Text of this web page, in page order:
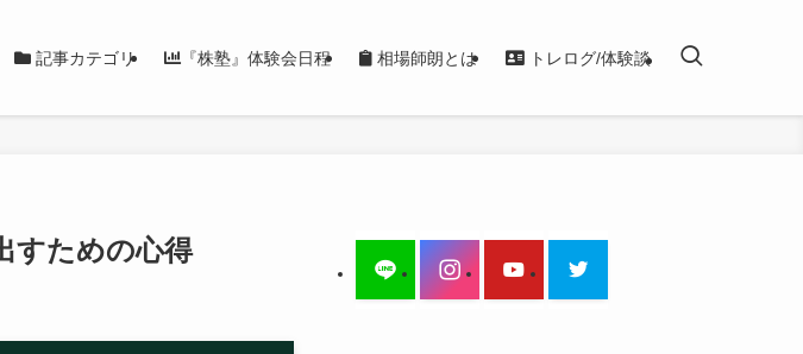
記事カテゴリ 『株塾』体験会日程 相場師朗とは トレログ/体験談
すための心得